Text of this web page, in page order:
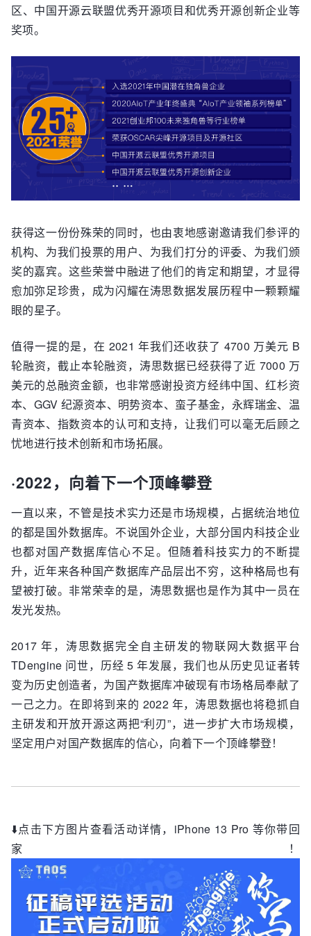
区、中国开源云联盟优秀开源项目和优秀开源创新企业等
奖项。
获得这一份份殊荣的同时，也由衷地感谢邀请我们参评的
机构、为我们投票的用户、为我们打分的评委、为我们颁
奖的嘉宾。这些荣誉中融进了他们的肯定和期望，才显得
愈加弥足珍贵，成为闪耀在涛思数据发展历程中一颗颗耀
眼的星子。
值得一提的是，在 2021 年我们还收获了 4700 万美元 B
轮融资，截止本轮融资，涛思数据已经获得了近 7000 万
美元的总融资金额，也非常感谢投资方经纬中国、红杉资
本、GGV 纪源资本、明势资本、蛮子基金，永辉瑞金、温
青资本、指数资本的认可和支持，让我们可以毫无后顾之
忧地进行技术创新和市场拓展。
·2022，向着下一个顶峰攀登
一直以来，不管是技术实力还是市场规模，占据统治地位
的都是国外数据库。不说国外企业，大部分国内科技企业
也都对国产数据库信心不足。但随着科技实力的不断提
升，近年来各种国产数据库产品层出不穷，这种格局也有
望被打破。非常荣幸的是，涛思数据也是作为其中一员在
发光发热。
2017 年，涛思数据完全自主研发的物联网大数据平台
TDengine 问世，历经 5 年发展，我们也从历史见证者转
变为历史创造者，为国产数据库冲破现有市场格局奉献了
一己之力。在即将到来的 2022 年，涛思数据也将稳抓自
主研发和开放开源这两把“利刃”，进一步扩大市场规模，
坚定用户对国产数据库的信心，向着下一个顶峰攀登！
⬇️点击下方图片查看活动详情，iPhone 13 Pro 等你带回
家！